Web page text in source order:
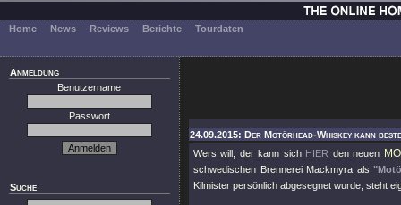
Home News Reviews Berichte Tourdaten
Anmeldung
Benutzername
Passwort
Suche
24.09.2015: Der Motörhead-Whiskey kann
Wers will, der kann sich HIER den neuen
schwedischen Brennerei Mackmyra als
Kilmister persönlich abgesegnet wurde, steht